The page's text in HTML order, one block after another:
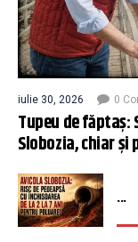
iulie 30, 2026 0
Tupeu de făptaș:
Slobozia, chiar și
...